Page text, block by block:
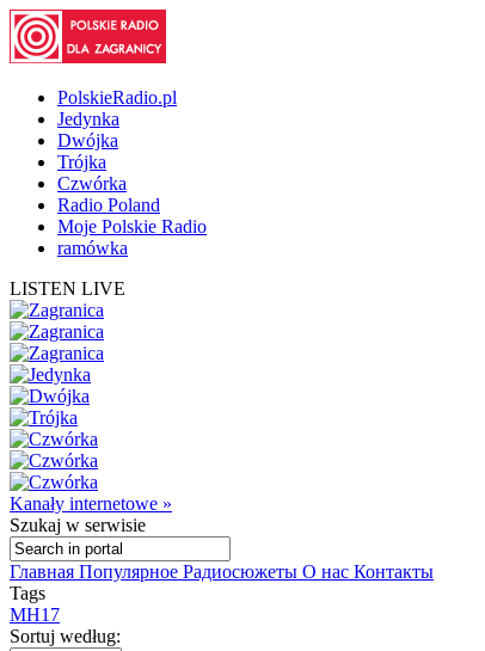
PolskieRadio.pl
Jedynka
Dwójka
Trójka
Czwórka
Radio Poland
Moje Polskie Radio
ramówka
LISTEN LIVE
Kanały internetowe »
Szukaj w serwisie
Главная Популярное Радиосюжеты О нас Контакты
Tags
MH17
Sortuj według: